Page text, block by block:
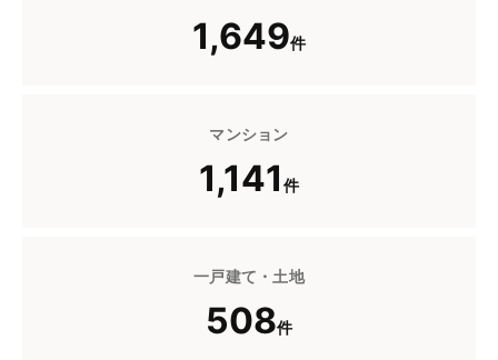
1,649件
マンション
1,141件
一戸建て・土地
508件